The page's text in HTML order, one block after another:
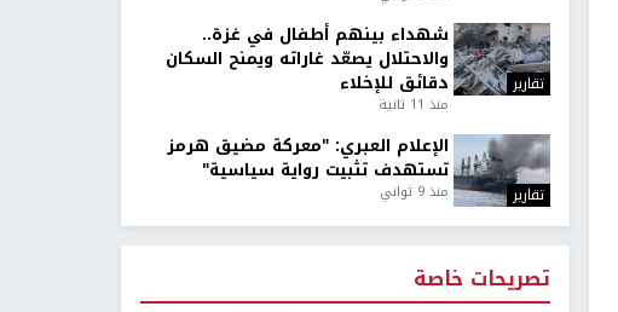
تقارير
شهداء بينهم أطفال في غزة..
والاحتلال يصعّد غاراته ويمنح السكان
دقائق للإخلاء
منذ 11 ثانية
تقارير
الإعلام العبري: "معركة مضيق هرمز
تستهدف تثبيت رواية سياسية"
منذ 9 ثواني
تصريحات خاصة